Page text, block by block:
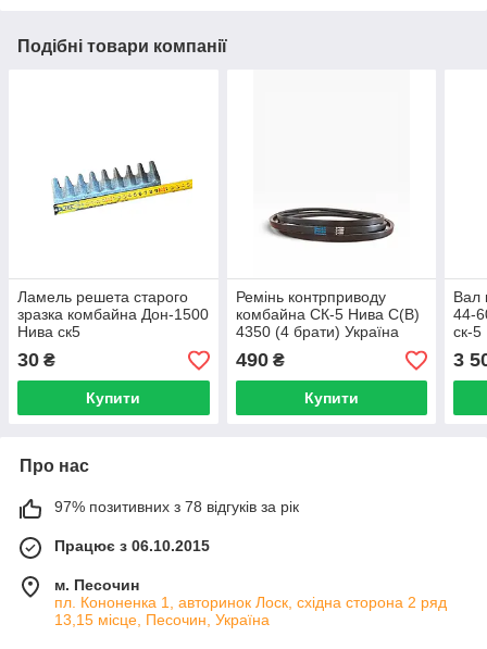
Подібні товари компанії
Ламель решета старого
зразка комбайна Дон-1500
Нива ск5
30 ₴
Купити
Ремінь контрприводу
комбайна СК-5 Нива С(В)
4350 (4 брати) Україна
490₴
Купити
Вал
44-
ск-5
3
Про нас
97% позитивних з 78 відгуків за рік
Працює з 06.10.2015
м. Песочин
пл. Кононенка 1, авторинок Лоск, східна сторона 2 ряд
13,15 місце, Песочин, Україна